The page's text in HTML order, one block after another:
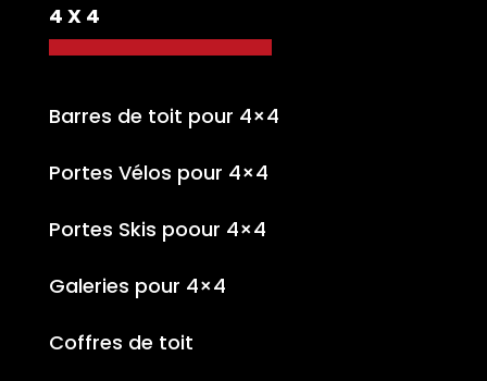
4 X 4
Barres de toit pour 4×4
Portes Vélos pour 4×4
Portes Skis poour 4×4
Galeries pour 4×4
Coffres de toit